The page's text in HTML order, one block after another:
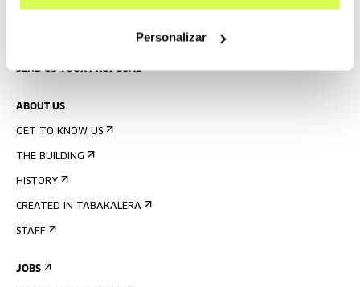
Personalizar
SEND US YOUR PROPOSAL
ABOUT US
GET TO KNOW US
THE BUILDING
HISTORY
CREATED IN TABAKALERA
STAFF
JOBS